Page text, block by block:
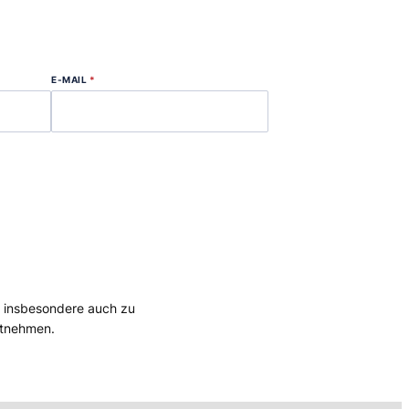
E-MAIL *
auch zu